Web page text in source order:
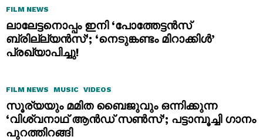
FILM NEWS
ലാലേട്ടനൊപ്പം ഇനി ‘പോത്തേട്ടൻസ്
ബ്രില്ല്യൻസ്’; ‘നെടുങ്കണ്ടം മിറാക്കിൾ’
പ്രഖ്യാപിച്ചു!
FILM NEWS MUSIC VIDEOS
സൂര്യയും മമിത ബൈജുവും ഒന്നിക്കുന്ന
‘വിശ്വനാഥ് ആൻഡ് സൺസ്’; പട്ടാമ്പൂച്ചി ഗാനം
പുറത്തിറങ്ങി